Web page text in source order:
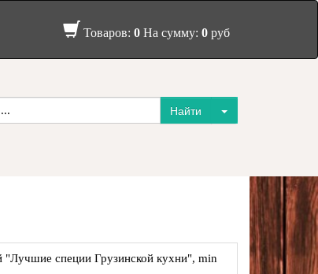
Товаров: 0 На сумму: 0 руб
"Лучшие специи Грузинской кухни", min